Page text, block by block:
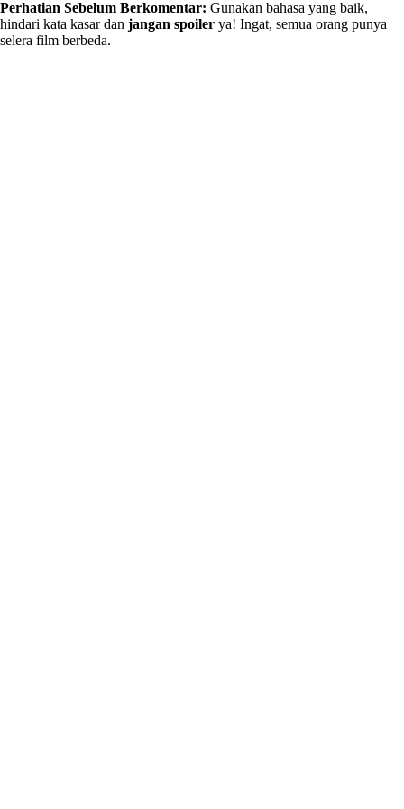
Perhatian Sebelum Berkomentar: Gunakan bahasa yang baik,
hindari kata kasar dan jangan spoiler ya! Ingat, semua orang punya
selera film berbeda.